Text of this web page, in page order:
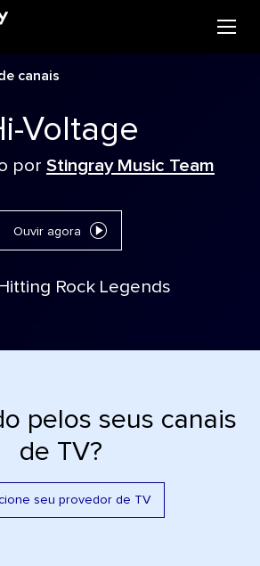
canais
Voltage
por Stingray Music Team
Ouvir agora
Rock Legends
pelos seus canais
de TV?
seu provedor de TV